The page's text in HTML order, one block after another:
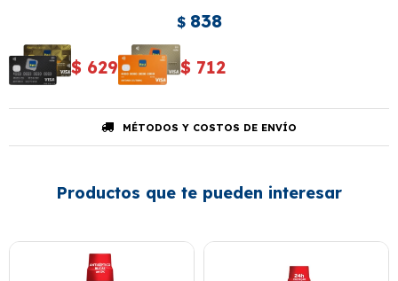
$ 838
$ 629 $ 712
MÉTODOS Y COSTOS DE ENVÍO
Productos que te pueden interesar